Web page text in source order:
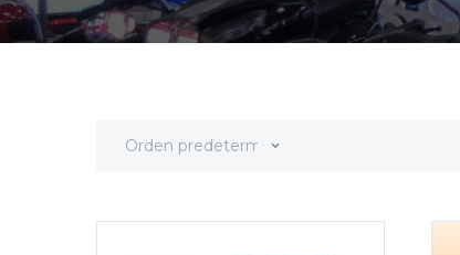
Orden predeterminado